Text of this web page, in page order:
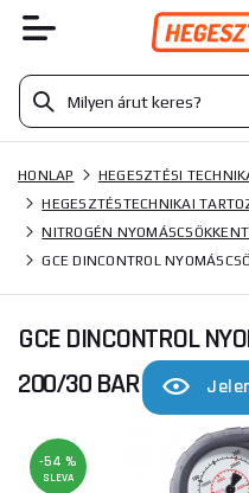
HONLAP
HEGESZTÉSI
HEGESZTÉSTECHNIKAI
NITROGÉN
GCE DINCONTROL
GCE DINCONTROL
200/30 BAR
-54 %
SLEVA